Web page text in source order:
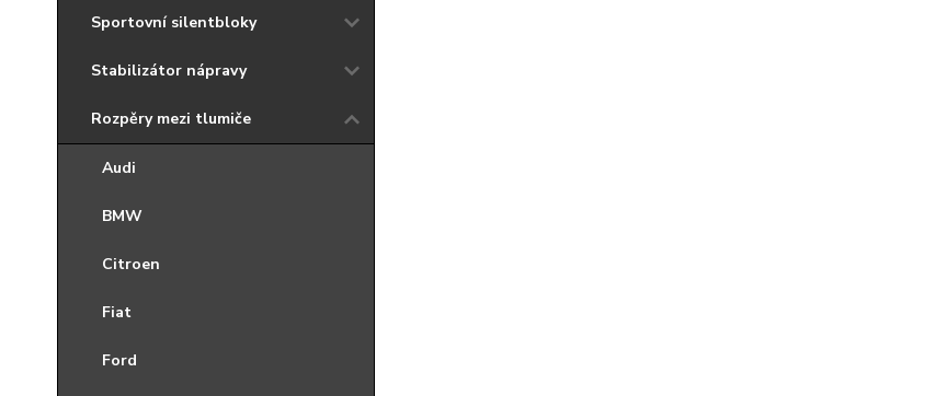
Sportovní silentbloky
Stabilizátor nápravy
Rozpěry mezi tlumiče
Audi
BMW
Citroen
Fiat
Ford